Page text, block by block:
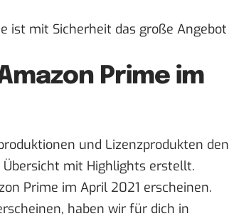
ist mit Sicherheit das große Angebot
Prime im
und Lizenzprodukten den
mit Highlights erstellt.
Prime im April 2021 erscheinen.
haben wir für dich in